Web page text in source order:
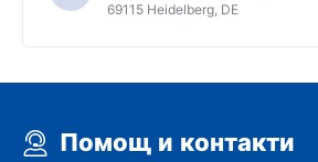
69115 Heidelberg, DE
Помощ и контакти